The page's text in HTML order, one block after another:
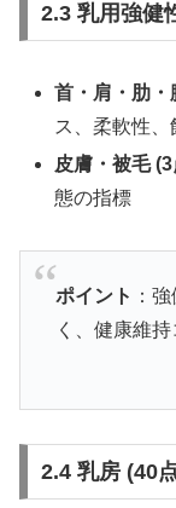
2.3 乳用強健
首・肩・肋・
ス、柔軟性、
皮膚・被毛
態の指標
ポイント ：
く、健康維持
2.4 乳房 (40